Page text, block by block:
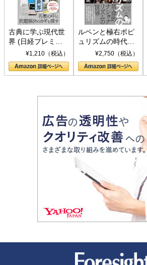
古典に学ぶ現代世
界 (日経プレミア
シリーズ)¥1,210（税込）
ルペンと極右ポピ
ュリズムの時代：
〈ヤヌス〉の二つ
の顔
¥2,750（税込）